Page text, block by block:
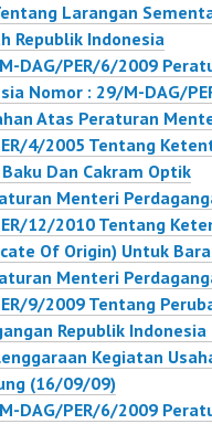
Larangan
Republik Indonesia
DAG/PER/6/2009
Nomor : 29/M-DAG/
Atas Peraturan
4/2005 Tentang
Dan Cakram Optik
Menteri
12/2010 Tentang
Of Origin) Untuk
Menteri
9/2009 Tentang
Republik
Kegiatan
(16/09/09)
DAG/PER/6/2009